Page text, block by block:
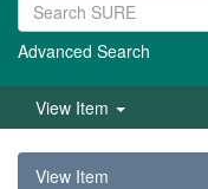
Advanced Search
View Item
View Item